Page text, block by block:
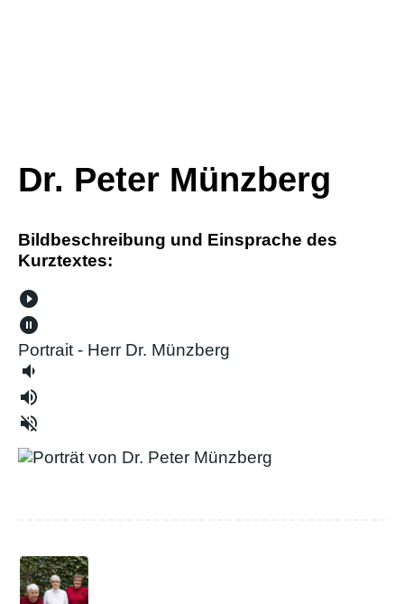
Dr. Peter Münzberg
Bildbeschreibung und Einsprache des
Kurztextes:
play_circle_filled
pause_circle_filled
Portrait - Herr Dr. Münzberg
volume_down
volume_up
volume_off